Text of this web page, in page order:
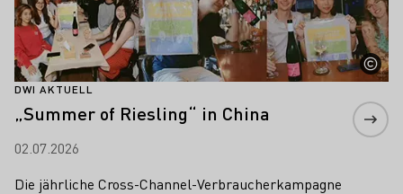
DWI AKTUELL
„Summer of Riesling“ in China
02.07.2026
Die jährliche Cross-Channel-Verbraucherkampagne